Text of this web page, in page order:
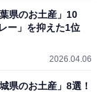
県のお土産」10
ー」を抑えた1位
2026.04.06
県のお土産」8選！